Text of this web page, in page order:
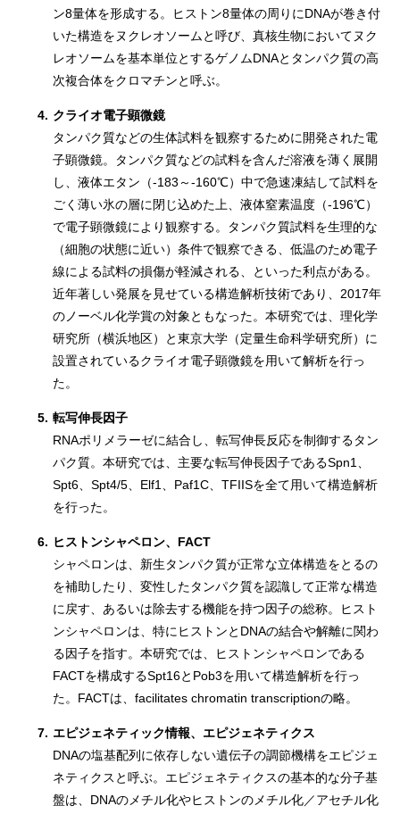
ン8量体を形成する。ヒストン8量体の周りにDNAが巻き付
いた構造をヌクレオソームと呼び、真核生物においてヌク
レオソームを基本単位とするゲノムDNAとタンパク質の高
次複合体をクロマチンと呼ぶ。
4. クライオ電子顕微鏡
タンパク質などの生体試料を観察するために開発された電
子顕微鏡。タンパク質などの試料を含んだ溶液を薄く展開
し、液体エタン（-183～-160℃）中で急速凍結して試料を
ごく薄い氷の層に閉じ込めた上、液体窒素温度（-196℃）
で電子顕微鏡により観察する。タンパク質試料を生理的な
（細胞の状態に近い）条件で観察できる、低温のため電子
線による試料の損傷が軽減される、といった利点がある。
近年著しい発展を見せている構造解析技術であり、2017年
のノーベル化学賞の対象ともなった。本研究では、理化学
研究所（横浜地区）と東京大学（定量生命科学研究所）に
設置されているクライオ電子顕微鏡を用いて解析を行っ
た。
5. 転写伸長因子
RNAポリメラーゼに結合し、転写伸長反応を制御するタン
パク質。本研究では、主要な転写伸長因子であるSpn1、
Spt6、Spt4/5、Elf1、Paf1C、TFIISを全て用いて構造解析
を行った。
6. ヒストンシャペロン、FACT
シャペロンは、新生タンパク質が正常な立体構造をとるの
を補助したり、変性したタンパク質を認識して正常な構造
に戻す、あるいは除去する機能を持つ因子の総称。ヒスト
ンシャペロンは、特にヒストンとDNAの結合や解離に関わ
る因子を指す。本研究では、ヒストンシャペロンである
FACTを構成するSpt16とPob3を用いて構造解析を行っ
た。FACTは、facilitates chromatin transcriptionの略。
7. エピジェネティック情報、エピジェネティクス
DNAの塩基配列に依存しない遺伝子の調節機構をエピジェ
ネティクスと呼ぶ。エピジェネティクスの基本的な分子基
盤は、DNAのメチル化やヒストンのメチル化／アセチル化